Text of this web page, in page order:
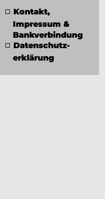
Kontakt,
Impressum &
Bankverbindung
Datenschutz­
erklärung